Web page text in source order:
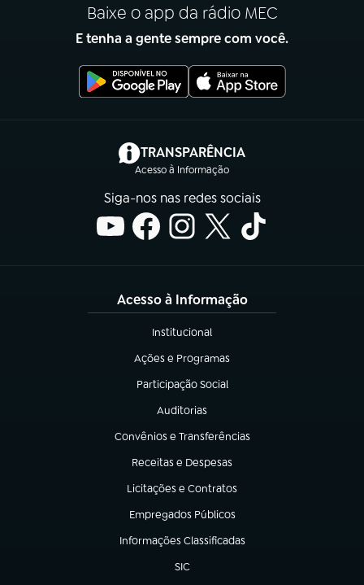
Baixe o app da rádio MEC
E tenha a gente sempre com você.
TRANSPARÊNCIA
Acesso à Informação
(abre em nova aba)
Siga-nos nas redes sociais
Acesso à Informação
Institucional
(abre em nova aba)
Ações e Programas
(abre em nova aba)
Participação Social
(abre em nova aba)
Auditorias
(abre em nova aba)
Convênios e Transferências
(abre em nova aba)
Receitas e Despesas
(abre em nova aba)
Licitações e Contratos
(abre em nova aba)
Empregados Públicos
(abre em nova aba)
Informações Classificadas
(abre em nova aba)
SIC
(abre em nova aba)